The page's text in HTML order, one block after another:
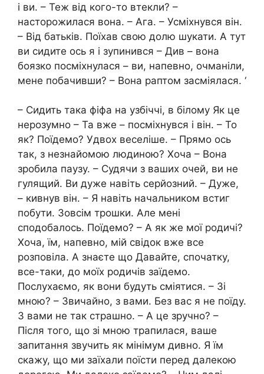
і ви. – Теж від кого-то втекли? –
насторожилася вона. – Ага. – Усміхнувся він.
– Від батьків. Поїхав свою долю шукати. А тут
ви сидите ось я і зупинився – Див – вона
боязко посміхнулася – ви, напевно, очманіли,
мене побачивши? – Вона раптом засміялася. ‘
– Сидить така фіфа на узбіччі, в білому Як це
нерозумно – Та вже – посміхнувся і він. – То
як? Поїдемо? Удвох веселіше. – Прямо ось
так, з незнайомою людиною? Хоча – Вона
зробила паузу. – Судячи з ваших очей, ви не
гулящий. Ви дуже навіть серйозний. – Дуже,
– кивнув він. – Я навіть начальником встиг
побути. Зовсім трошки. Але мені
сподобалось. Поїдемо? – А як же мої родичі?
Хоча, їм, напевно, мій свідок вже все
розповіла. А знаєте що Давайте, спочатку,
все-таки, до моїх родичів заїдемо.
Послухаємо, як вони будуть сміятися. – Зі
мною? – Звичайно, з вами. Без вас я не поїду.
З вами не так страшно. – А це зручно? –
Після того, що зі мною трапилася, ваше
запитання звучить як мінімум дивно. Я їм
скажу, що ми заїхали поїсти перед далекою